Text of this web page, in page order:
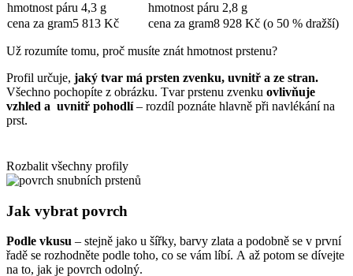
hmotnost páru 4,3 g hmotnost páru 2,8 g
cena za gram5 813 Kč cena za gram8 928 Kč (o 50 % dražší)
Už rozumíte tomu, proč musíte znát hmotnost prstenu?
Profil určuje, jaký tvar má prsten zvenku, uvnitř a ze stran.
Všechno pochopíte z obrázku. Tvar prstenu zvenku ovlivňuje
vzhled a uvnitř pohodlí– rozdíl poznáte hlavně při navlékání na
prst.
Rozbalit všechny profily
Jak vybrat povrch
Podle vkusu – stejně jako u šířky, barvy zlata a podobně se v první
řadě se rozhodněte podle toho, co se vám líbí. A až potom se dívejte
na to, jak je povrch odolný.